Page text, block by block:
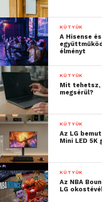
KÜTYÜK
A Hisense
élményt
KÜTYÜK
Mit tehetsz,
megsérül?
KÜTYÜK
Az LG
Mini LED
KÜTYÜK
Az NBA
LG